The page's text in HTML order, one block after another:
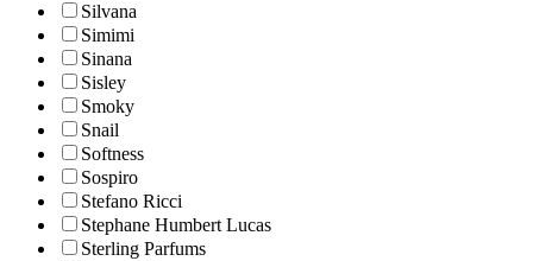
Silvana
Simimi
Sinana
Sisley
Smoky
Snail
Softness
Sospiro
Stefano Ricci
Stephane Humbert Lucas
Sterling Parfums